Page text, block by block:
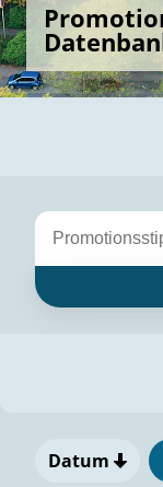
Datum